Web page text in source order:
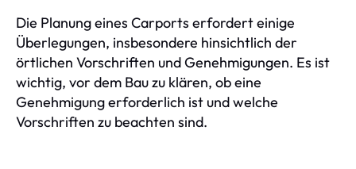
Die Planung eines Carports erfordert einige
Überlegungen, insbesondere hinsichtlich der
örtlichen Vorschriften und Genehmigungen. Es ist
wichtig, vor dem Bau zu klären, ob eine
Genehmigung erforderlich ist und welche
Vorschriften zu beachten sind.